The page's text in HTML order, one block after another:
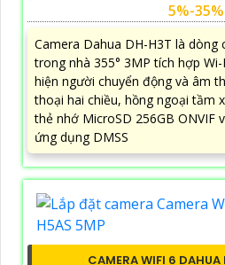
5%-35%
Camera Dahua DH-H3T là dòng
trong nhà 355° 3MP tích hợp
hiện người chuyển động và âm
thoại hai chiều, hồng ngoại tầm
thẻ nhớ MicroSD 256GB ONVIF
ứng dụng DMSS
CAMERA WIFI 6